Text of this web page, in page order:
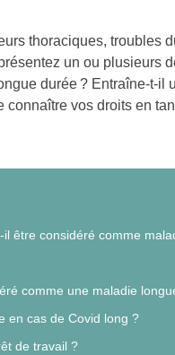
thoraciques, troubles
un ou plusieurs
durée ? Entraîne-t-il
connaître vos droits en
être considéré comme
comme une maladie
en cas de Covid long ?
de travail ?